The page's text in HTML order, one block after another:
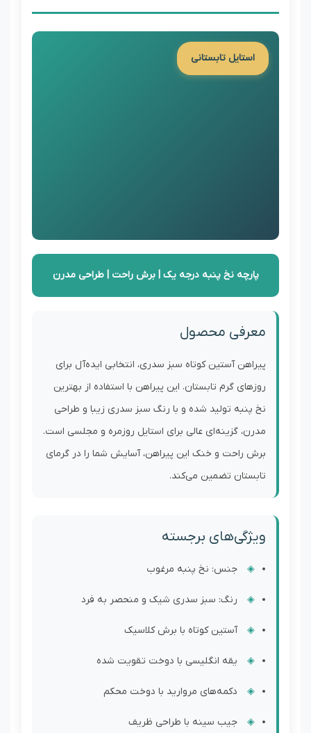
استایل تابستانی
پارچه نخ پنبه درجه یک | برش راحت | طراحی مدرن
معرفی محصول
پیراهن آستین کوتاه سبز سدری، انتخابی ایده‌آل برای
روزهای گرم تابستان. این پیراهن با استفاده از بهترین
نخ پنبه تولید شده و با رنگ سبز سدری زیبا و طراحی
مدرن، گزینه‌ای عالی برای استایل روزمره و مجلسی است.
برش راحت و خنک این پیراهن، آسایش شما را در گرمای
تابستان تضمین می‌کند.
ویژگی‌های برجسته
جنس: نخ پنبه مرغوب
رنگ: سبز سدری شیک و منحصر به فرد
آستین کوتاه با برش کلاسیک
یقه انگلیسی با دوخت تقویت شده
دکمه‌های مروارید با دوخت محکم
جیب سینه با طراحی ظریف